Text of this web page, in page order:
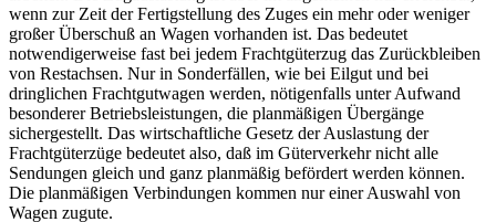
wenn zur Zeit der Fertigstellung des Zuges ein mehr oder weniger
großer Überschuß an Wagen vorhanden ist. Das bedeutet
notwendigerweise fast bei jedem Frachtgüterzug das Zurückbleiben
von Restachsen. Nur in Sonderfällen, wie bei Eilgut und bei
dringlichen Frachtgutwagen werden, nötigenfalls unter Aufwand
besonderer Betriebsleistungen, die planmäßigen Übergänge
sichergestellt. Das wirtschaftliche Gesetz der Auslastung der
Frachtgüterzüge bedeutet also, daß im Güterverkehr nicht alle
Sendungen gleich und ganz planmäßig befördert werden können.
Die planmäßigen Verbindungen kommen nur einer Auswahl von
Wagen zugute.